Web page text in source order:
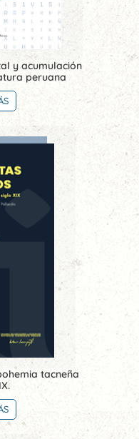
y acumulación
peruana
tacneña